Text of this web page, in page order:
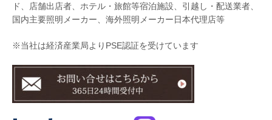
ド、店舗出店者、ホテル・旅館等宿泊施設、引越し・配送業者、
国内主要照明メーカー、海外照明メーカー日本代理店等
※当社は経済産業局よりPSE認証を受けています